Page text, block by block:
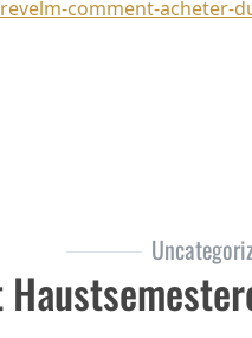
comment-acheter-